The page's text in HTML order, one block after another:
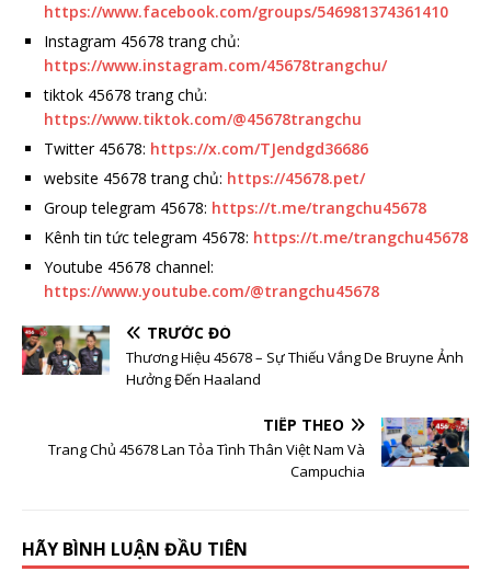
https://www.facebook.com/groups/546981374361410
Instagram 45678 trang chủ:
https://www.instagram.com/45678trangchu/
tiktok 45678 trang chủ:
https://www.tiktok.com/@45678trangchu
Twitter 45678: https://x.com/TJendgd36686
website 45678 trang chủ: https://45678.pet/
Group telegram 45678: https://t.me/trangchu45678
Kênh tin tức telegram 45678: https://t.me/trangchu45678
Youtube 45678 channel:
https://www.youtube.com/@trangchu45678
TRƯỚC ĐÓ
Thương Hiệu 45678 – Sự Thiếu Vắng De Bruyne Ảnh
Hưởng Đến Haaland
TIẾP THEO
Trang Chủ 45678 Lan Tỏa Tình Thân Việt Nam Và
Campuchia
HÃY BÌNH LUẬN ĐẦU TIÊN